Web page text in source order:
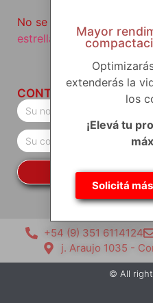
No se vayan sin haber
estrella
CONTACTO
+54 (9) 351 6114124
j. Araujo 1035 -
© All
Mayor
extenderás la
los
¡Elevá tu
Solicitá